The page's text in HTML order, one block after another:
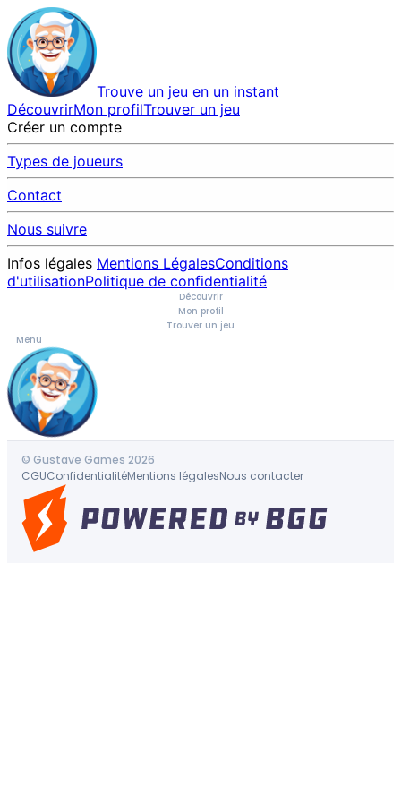
Trouve un jeu en un instant
DécouvrirMon profilTrouver un jeu
Créer un compte
Types de joueurs
Contact
Nous suivre
Infos légales Mentions LégalesConditions
d'utilisationPolitique de confidentialité
Découvrir
Mon profil
Trouver un jeu
Menu
© Gustave Games 2026
CGUConfidentialitéMentions légalesNous contacter